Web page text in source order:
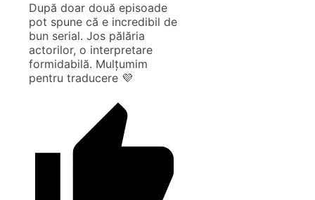
După doar două episoade
pot spune că e incredibil de
bun serial. Jos pălăria
actorilor, o interpretare
formidabilă. Mulțumim
pentru traducere 💜